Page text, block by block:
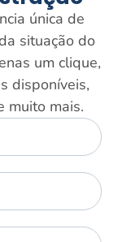
única de
situação do
um clique,
disponíveis,
muito mais.